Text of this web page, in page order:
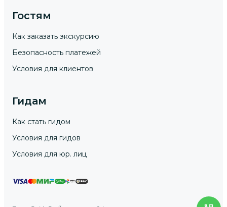
Гостям
Как заказать экскурсию
Безопасность платежей
Условия для клиентов
Гидам
Как стать гидом
Условия для гидов
Условия для юр. лиц